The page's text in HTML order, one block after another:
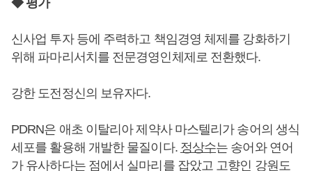
◆ 평가
신사업 투자 등에 주력하고 책임경영 체제를 강화하기
위해 파마리서치를 전문경영인체제로 전환했다.
강한 도전정신의 보유자다.
PDRN은 애초 이탈리아 제약사 마스텔리가 송어의 생식
세포를 활용해 개발한 물질이다. 정상수는 송어와 연어
가 유사하다는 점에서 실마리를 잡았고 고향인 강원도